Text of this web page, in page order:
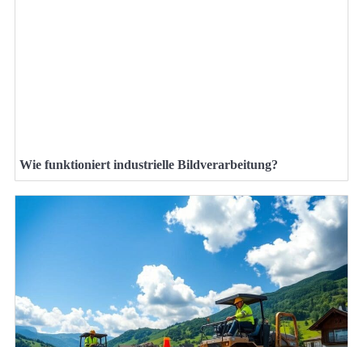
Wie funktioniert industrielle Bildverarbeitung?